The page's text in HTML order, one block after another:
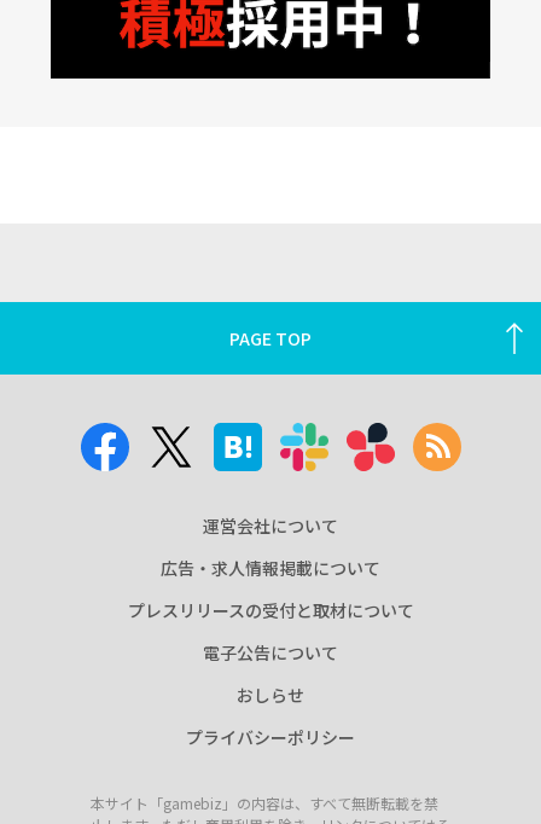
PAGE TOP
運営会社について
広告・求人情報掲載について
プレスリリースの受付と取材について
電子公告について
おしらせ
プライバシーポリシー
本サイト「gamebiz」の内容は、すべて無断転載を禁